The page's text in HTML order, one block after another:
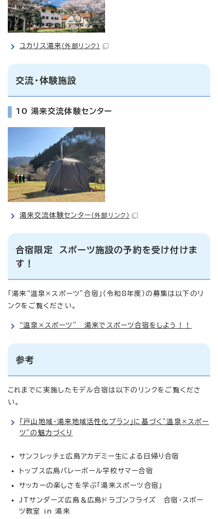
ユカリス湯来 （外部リンク）
交流・体験施設
10 湯来交流体験センター
湯来交流体験センター （外部リンク）
合宿限定 スポーツ施設の予約を受け付けま
す！
「湯来“温泉×スポーツ”合宿」（令和8年度）の募集は以下のリ
ンクをご覧ください。
“温泉×スポーツ” 湯来でスポーツ合宿をしよう！！
参考
これまでに実施したモデル合宿は以下のリンクをご覧くださ
い。
「戸山地域・湯来地域活性化プラン」に基づく”温泉×スポー
ツ”の魅力づくり
サンフレッチェ広島アカデミー生による日帰り合宿
トップス広島バレーボール学校サマー合宿
サッカーの楽しさを学ぶ「湯来スポーツ合宿」
JTサンダーズ広島＆広島ドラゴンフライズ 合宿・スポー
ツ教室 in 湯来